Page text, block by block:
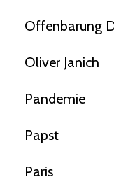
Offenbarung
Oliver Janich
Pandemie
Papst
Paris